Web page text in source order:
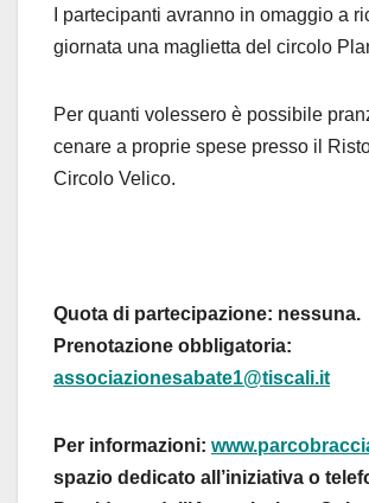
I partecipanti avranno in omaggio a
giornata una maglietta del circolo
Per quanti volessero è possibile
cenare a proprie spese presso il
Circolo Velico.
Quota di partecipazione: nessuna.
Prenotazione obbligatoria:
associazionesabate1@tiscali.it
Per informazioni:
spazio dedicato all’iniziativa o